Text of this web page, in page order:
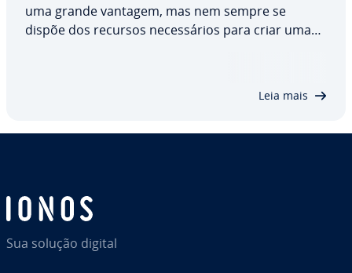
uma grande vantagem, mas nem sempre se
dispõe dos recursos ne­ces­sá­rios para criar uma
Leia mais
Sua solução digital